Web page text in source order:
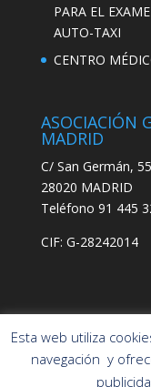
PARA EL
AUTO-TAXI
CENTRO
ASOCIACIÓN
MADRID
C/ San Germán, 55
28020 MADRID
Teléfono 91 445
CIF: G-28242014
Esta web utiliza
navegación y